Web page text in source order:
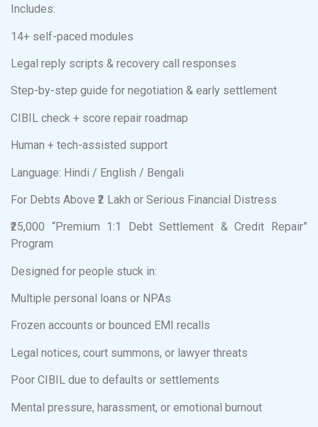
Includes:
14+ self-paced modules
Legal reply scripts & recovery call responses
Step-by-step guide for negotiation & early settlement
CIBIL check + score repair roadmap
Human + tech-assisted support
Language: Hindi / English / Bengali
For Debts Above ₹2 Lakh or Serious Financial Distress
₹25,000 “Premium 1:1 Debt Settlement & Credit Repair”
Program
Designed for people stuck in:
Multiple personal loans or NPAs
Frozen accounts or bounced EMI recalls
Legal notices, court summons, or lawyer threats
Poor CIBIL due to defaults or settlements
Mental pressure, harassment, or emotional burnout